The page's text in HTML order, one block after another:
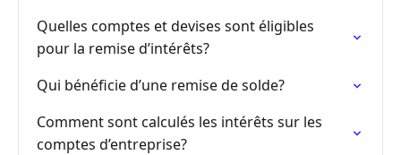
Quelles comptes et devises sont éligibles
pour la remise d’intérêts?
Qui bénéficie d’une remise de solde?
Comment sont calculés les intérêts sur les
comptes d’entreprise?